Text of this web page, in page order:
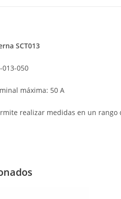
SCT013
013-050
máxima: 50 A
realizar medidas en un